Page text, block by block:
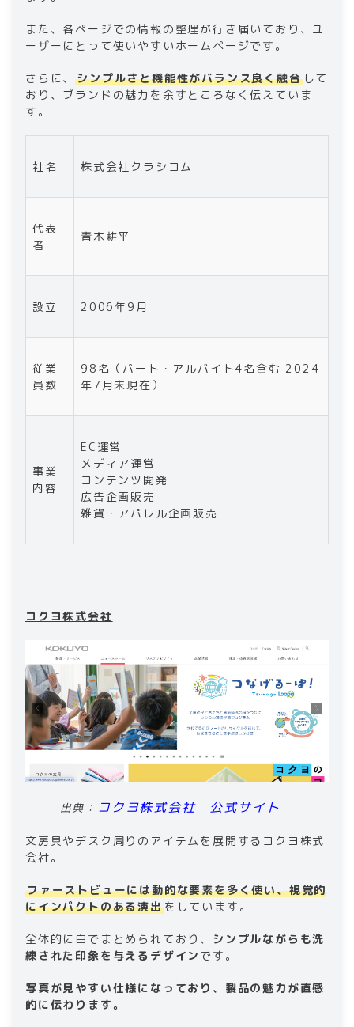
また、各ページでの情報の整理が行き届いており、ユ
ーザーにとって使いやすいホームページです。
さらに、シンプルさと機能性がバランス良く融合して
おり、ブランドの魅力を余すところなく伝えていま
す。
社名 株式会社クラシコム
代表
者
青木耕平
設立 2006年9月
従業
員数
98名（パート・アルバイト4名含む 2024
年7月末現在）
事業
内容
EC運営
メディア運営
コンテンツ開発
広告企画販売
雑貨・アパレル企画販売
コクヨ株式会社
出典： コクヨ株式会社 公式サイト
文房具やデスク周りのアイテムを展開するコクヨ株式
会社。
ファーストビューには動的な要素を多く使い、視覚的
にインパクトのある演出をしています。
全体的に白でまとめられており、 シンプルながらも洗
練された印象を与えるデザイン です。
写真が見やすい仕様になっており、製品の魅力が直感
的に伝わります。